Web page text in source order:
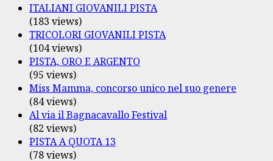
ITALIANI GIOVANILI PISTA
(183 views)
TRICOLORI GIOVANILI PISTA
(104 views)
PISTA, ORO E ARGENTO
(95 views)
Miss Mamma, concorso unico nel suo genere
(84 views)
Al via il Bagnacavallo Festival
(82 views)
PISTA A QUOTA 13
(78 views)